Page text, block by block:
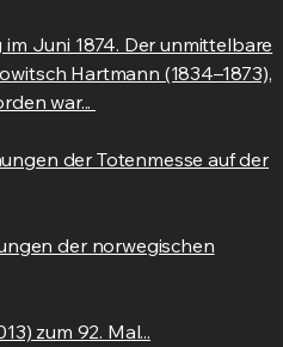
Juni 1874. Der unmittelbare
Hartmann (1834–1873),
war...
der Totenmesse auf der
der norwegischen
zum 92. Mal...